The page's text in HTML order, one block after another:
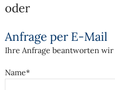
oder
Anfrage per E-Mail
Ihre Anfrage beantworten
Name*